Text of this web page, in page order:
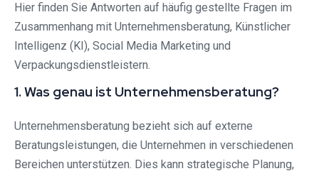
Hier finden Sie Antworten auf häufig gestellte Fragen im
Zusammenhang mit Unternehmensberatung, Künstlicher
Intelligenz (KI), Social Media Marketing und
Verpackungsdienstleistern.
1. Was genau ist Unternehmensberatung?
Unternehmensberatung bezieht sich auf externe
Beratungsleistungen, die Unternehmen in verschiedenen
Bereichen unterstützen. Dies kann strategische Planung,